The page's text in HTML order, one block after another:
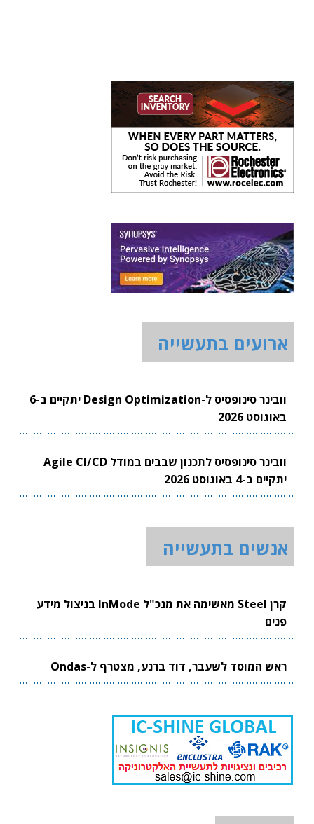
ארועים בתעשייה
וובינר סינופסיס ל-Design Optimization יתקיים ב-6
באוגוסט 2026
וובינר סינופסיס לתכנון שבבים במודל Agile CI/CD
יתקיים ב-4 באוגוסט 2026
אנשים בתעשייה
קרן Steel מאשימה את מנכ"ל InMode בניצול מידע
פנים
ראש המוסד לשעבר, דוד ברנע, מצטרף ל-Ondas